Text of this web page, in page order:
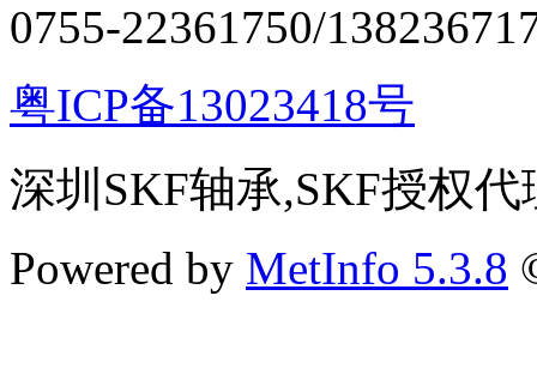
0755-22361750/
粤ICP备13023418号
深圳SKF轴承,SKF授权
Powered by MetInfo 5.3.8